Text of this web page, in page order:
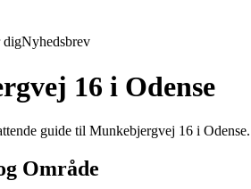
digNyhedsbrev
16 i Odense
guide til Munkebjergvej 16 i
Område